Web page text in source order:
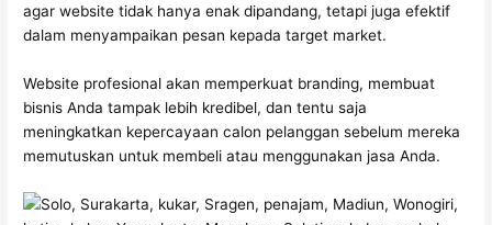
agar website tidak hanya enak dipandang, tetapi juga efektif
dalam menyampaikan pesan kepada target market.
Website profesional akan memperkuat branding, membuat
bisnis Anda tampak lebih kredibel, dan tentu saja
meningkatkan kepercayaan calon pelanggan sebelum mereka
memutuskan untuk membeli atau menggunakan jasa Anda.